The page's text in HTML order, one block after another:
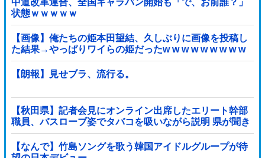
状態ｗｗｗｗｗ
【画像】俺たちの姫本田望結、久しぶりに画像を投稿し
た結果→やっぱりワイらの姫だったw w w w w w w w w
w
【朗報】見せブラ、流行る。
【秋田県】記者会見にオンライン出席したエリート幹部
職員、バスローブ姿でタバコを吸いながら説明 県が聞き
取りへ
【なんで】竹島ソングを歌う韓国アイドルグループが待